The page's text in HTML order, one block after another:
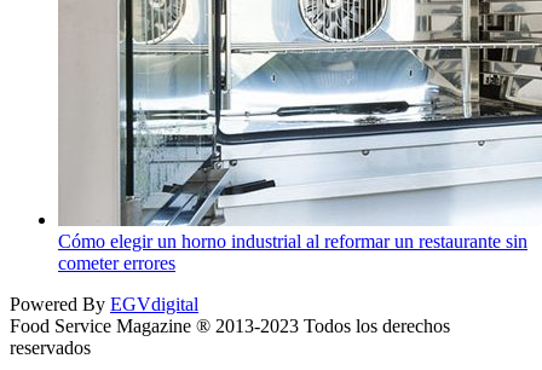
Cómo elegir un horno industrial al reformar un restaurante sin
cometer errores
Powered By EGVdigital
Food Service Magazine ® 2013-2023 Todos los derechos
reservados